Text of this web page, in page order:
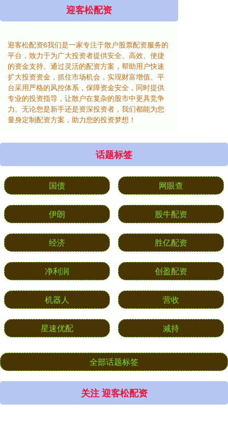
迎客松配资
迎客松配资6我们是一家专注于散户股票配资服务的
平台，致力于为广大投资者提供安全、高效、便捷
的资金支持。通过灵活的配资方案，帮助用户快速
扩大投资资金，抓住市场机会，实现财富增值。平
台采用严格的风控体系，保障资金安全，同时提供
专业的投资指导，让散户在复杂的股市中更具竞争
力。无论您是新手还是资深投资者，我们都能为您
量身定制配资方案，助力您的投资梦想！
话题标签
国债 网眼查
伊朗 股牛配资
经济 胜亿配资
净利润 创盈配资
机器人 营收
星速优配 减持
全部话题标签
关注 迎客松配资